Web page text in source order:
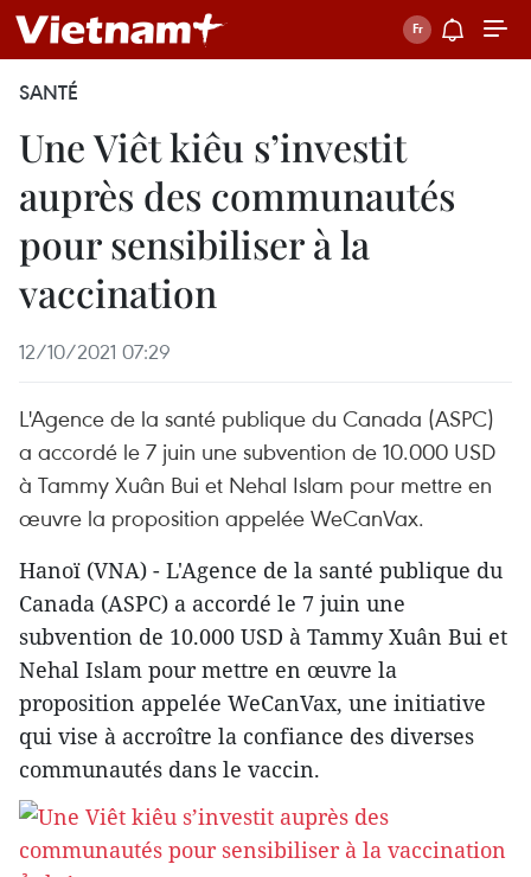
SANTÉ
Une Viêt kiêu s’investit
auprès des communautés
pour sensibiliser à la
vaccination
12/10/2021 07:29
L'Agence de la santé publique du Canada (ASPC)
a accordé le 7 juin une subvention de 10.000 USD
à Tammy Xuân Bui et Nehal Islam pour mettre en
œuvre la proposition appelée WeCanVax.
Hanoï (VNA) - L'Agence de la santé publique du
Canada (ASPC) a accordé le 7 juin une
subvention de 10.000 USD à Tammy Xuân Bui et
Nehal Islam pour mettre en œuvre la
proposition appelée WeCanVax, une initiative
qui vise à accroître la confiance des diverses
communautés dans le vaccin.